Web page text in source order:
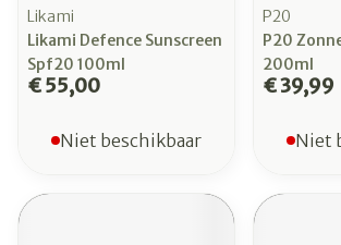
Likami
Likami Defence Sunscreen
Spf20 100ml
€ 55,00
Niet beschikbaar
P20
P20
200ml
€ 39,99
Niet